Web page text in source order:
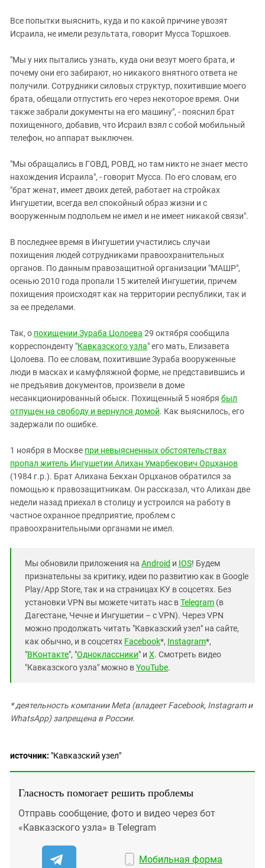
Все попытки выяснить, куда и по какой причине увозят
Исраила, не имели результата, говорит Мусса Торшхоев.
"Мы у них пытались узнать, куда они везут моего брата, и
почему они его забирают, но никакого внятного ответа не
получили. Сотрудники силовых структур, похитившие моего
брата, обещали отпустить его через некоторое время. Они
также забрали документы на его машину", - пояснил брат
похищенного, добавив, что Исраил взял с собой мобильный
телефон, но аппарат выключен.
"Мы обращались в ГОВД, РОВД, но там никто не знает место
нахождения Исраила", - говорит Мусса. По его словам, его
"брат женат, имеет двоих детей, работает на стройках
Ингушетии, всегда вел спокойный образ жизни и с
вооруженным подпольем не имел и не имеет никакой связи".
В последнее время в Ингушетии участились случаи
похищения людей сотрудниками правоохранительных
органов. По данным правозащитной организации "МАШР",
осенью 2010 года пропали 15 жителей Ингушетии, причем
похищения происходят как на территории республики, так и
за ее пределами.
Так, о похищении Зураба Цолоева 29 октября сообщила
корреспонденту "Кавказского узла" его мать, Елизавета
Цолоева. По ее словам, похитившие Зураба вооруженные
люди в масках и камуфляжной форме, не представившись и
не предъявив документов, произвели в доме
несанкционированный обыск. Похищенный 5 ноября был
отпущен на свободу и вернулся домой. Как выяснилось, его
задержали по ошибке.
1 ноября в Москве при невыясненных обстоятельствах
пропал житель Ингушетии Алихан Умарбекович Орцханов
(1984 г.р.). Брат Алихана Бекхан Орцханов обратился за
помощью к правозащитникам. Он рассказал, что Алихан две
недели назад приехал в столицу и устроился на работу в
частное охранное предприятие, проблем с
правоохранительными органами не имел.
Мы обновили приложения на Android и IOS! Будем
признательны за критику, идеи по развитию как в Google
Play/App Store, так и на страницах КУ в соцсетях. Без
установки VPN вы можете читать нас вTelegram (в
Дагестане, Чечне и Ингушетии – с VPN). Через VPN
можно продолжать читать "Кавказский узел" на сайте,
как обычно, и в соцсетях Facebook*, Instagram*,
"ВКонтакте", "Одноклассники" и X. Смотреть видео
"Кавказского узла" можно вYouTube.
* деятельность компании Meta (владеет Facebook, Instagram и
WhatsApp) запрещена в России.
источник: "Кавказский узел"
Гласность помогает решить проблемы
Отправь сообщение, фото и видео через бот
«Кавказского узла» в Telegram
Мобильная форма